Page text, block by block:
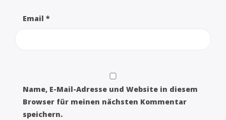
Email *
Name, E-Mail-Adresse und Website in diesem
Browser für meinen nächsten Kommentar
speichern.